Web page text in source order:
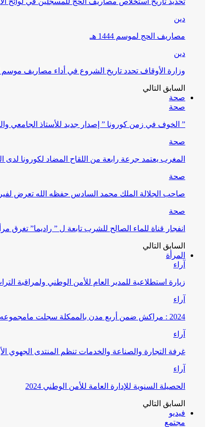
دين
مصاريف الحج لموسم 1444 هـ
دين
وزارة الأوقاف تحدد تاريخ الشروع في أداء مصاريف موسم الحج
السابق التالي
صحة
صحة
” الخوف في زمن كورونا ” إصدار جديد للأستاذ الجامعي
صحة
المغرب يعتمد جرعة رابعة من اللقاح المضاد لكورونا لدى البالغين 60 سنة فما
صحة
صاحب الجلالة الملك محمد السادس حفظه الله تعرض لفيروس
صحة
انفجار قناة للماء الصالح للشرب تابعة ل ” راديما”
السابق التالي
المرأة
آراء
زيارة استطلاعية للمدير العام للأمن الوطني ولمراقبة
آراء
2024 : مراكش ضمن أربع مدن بالممكلة سجلت مامجموعه 656 قضية تتعلق بغسيل الأموال
آراء
غرفة التجارة والصناعة والخدمات تنظم المنتدى الجهوي
آراء
الحصيلة السنوية للإدارة العامة للأمن الوطني 2024
السابق التالي
فيديو
مجتمع